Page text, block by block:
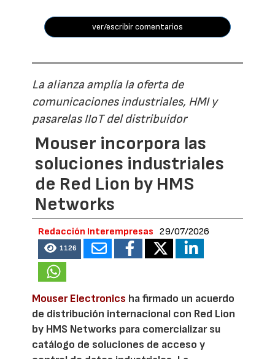
ver/escribir comentarios
La alianza amplía la oferta de
comunicaciones industriales, HMI y
pasarelas IIoT del distribuidor
Mouser incorpora las
soluciones industriales
de Red Lion by HMS
Networks
Redacción Interempresas 29/07/2026
1126
Mouser Electronics ha firmado un acuerdo
de distribución internacional con Red Lion
by HMS Networks para comercializar su
catálogo de soluciones de acceso y